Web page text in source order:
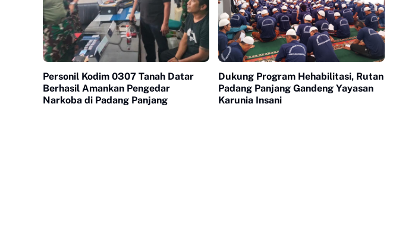
Personil Kodim 0307 Tanah Datar
Berhasil Amankan Pengedar
Narkoba di Padang Panjang
Dukung Program Hehabilitasi, Rutan
Padang Panjang Gandeng Yayasan
Karunia Insani